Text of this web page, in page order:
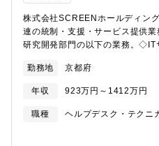
OTセキュリティソリューション
ュリティ対策導入（ネットワー
ートアクセス、他） - OTセキ
客のOT環境（制御システム・ネ
開拓やパートナー企業との連携
リレーション構築を推進する業
案・販売や導入支援を進めてい
ルティング領域の知識・経験を
株式会社SCREENホールディン
連の統制・支援・サービス提供
研究開発部門の以下の業務。◇IT
スのオンプレプライベートクラ
支援(OmnissaHorizon、および
CAD・シミュレーション等の各
体を統率・統括するいわゆる「
部 第一技術開発室 開発一課【求
勤務地 京都府
年収 923万円～1412万円
職種
ヘルプデスク・テクニ